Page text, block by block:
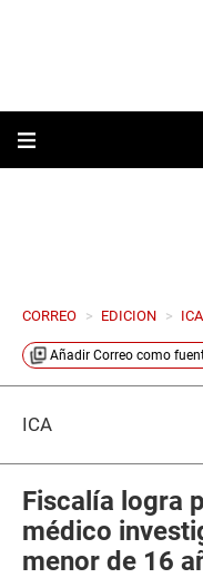
CORREO > EDICION > ICA
Añadir Correo como
ICA
Fiscalía logra
médico
menor de 16